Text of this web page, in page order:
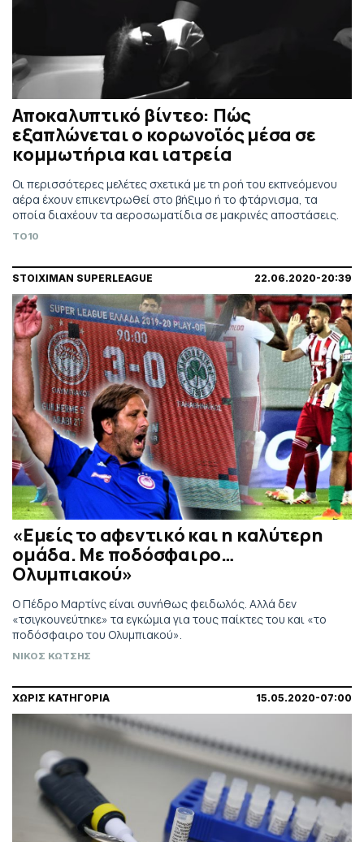
Αποκαλυπτικό βίντεο: Πώς
εξαπλώνεται ο κορωνοϊός μέσα σε
κομμωτήρια και ιατρεία
Οι περισσότερες μελέτες σχετικά με τη ροή του εκπνεόμενου
αέρα έχουν επικεντρωθεί στο βήξιμο ή το φτάρνισμα, τα
οποία διαχέουν τα αεροσωματίδια σε μακρινές αποστάσεις.
TO10
STOIXIMAN SUPERLEAGUE 22.06.2020-20:39
«Εμείς το αφεντικό και η καλύτερη
ομάδα. Με ποδόσφαιρο…
Ολυμπιακού»
Ο Πέδρο Μαρτίνς είναι συνήθως φειδωλός. Αλλά δεν
«τσιγκουνεύτηκε» τα εγκώμια για τους παίκτες του και «το
ποδόσφαιρο του Ολυμπιακού».
ΝΙΚΟΣ ΚΩΤΣΗΣ
ΧΩΡΙΣ ΚΑΤΗΓΟΡΙΑ 15.05.2020-07:00